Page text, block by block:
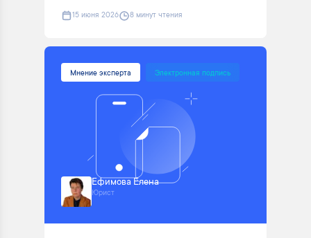
15 июня 2026 8 минут чтения
Мнение эксперта Электронная подпись
Ефимова Елена
Юрист